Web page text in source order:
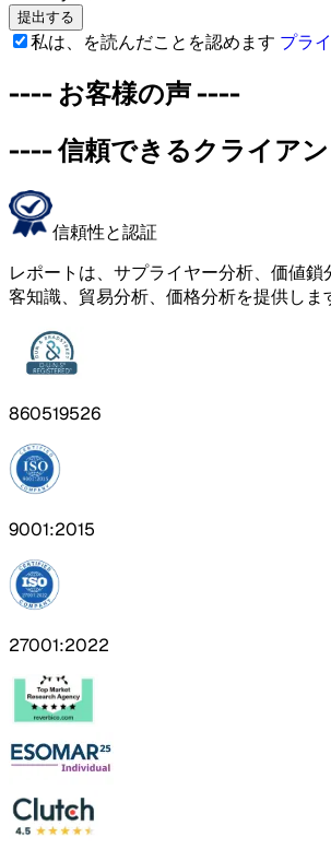
提出する
私は、を読んだことを認めます プラ
----お客様の声----
----信頼できるクライアン
信頼性と認証
レポートは、サプライヤー分析、価値
客知識、貿易分析、価格分析を提供しま
860519526
9001:2015
27001:2022